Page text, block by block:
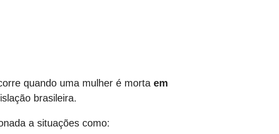
quando uma mulher é morta em
brasileira.
a situações como: